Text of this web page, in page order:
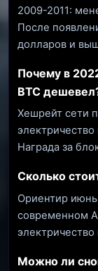
2009-2011:
После
долларов и
Почему в
BTC
Хешрейт сети
Награда за
Сколько
Ориентир
современном
Можно ли